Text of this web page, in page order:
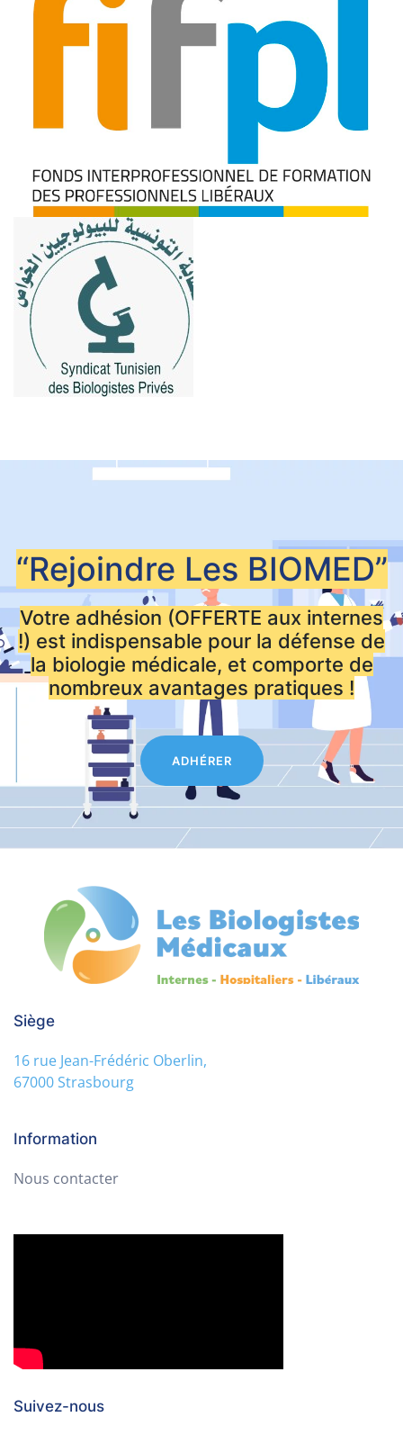
“Rejoindre Les BIOMED”
Votre adhésion (OFFERTE aux internes
!) est indispensable pour la défense de
la biologie médicale, et comporte de
nombreux avantages pratiques !
ADHÉRER
Siège
16 rue Jean-Frédéric Oberlin,
67000 Strasbourg
Information
Nous contacter
Suivez-nous